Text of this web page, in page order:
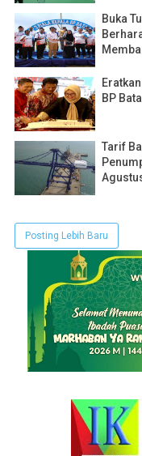
Buka
BP
Tarif
Posting Lebih Baru